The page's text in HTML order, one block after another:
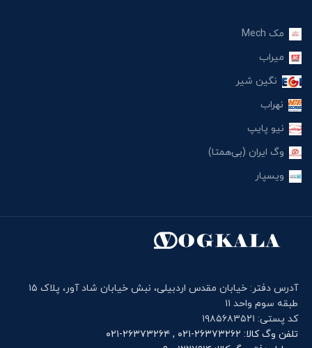
مک Mech
میراب
نگین شیر
نهراب
نیو پایپ
وگ ایران (بی‌همتا)
ویسپار
آدرس دفتر: خیابان مقدس اردبیلی، نبش خیابان شاد آور، پلاک ۱۵
طبقه سوم واحد ۱۱
کد پستی: ۱۹۸۵۶۸۳۵۲۱
تلفن وگ کالا: ۲۶۳۷۳۲۶۲-۰۲۱ , ۲۶۳۷۳۲۶۴-۰۲۱